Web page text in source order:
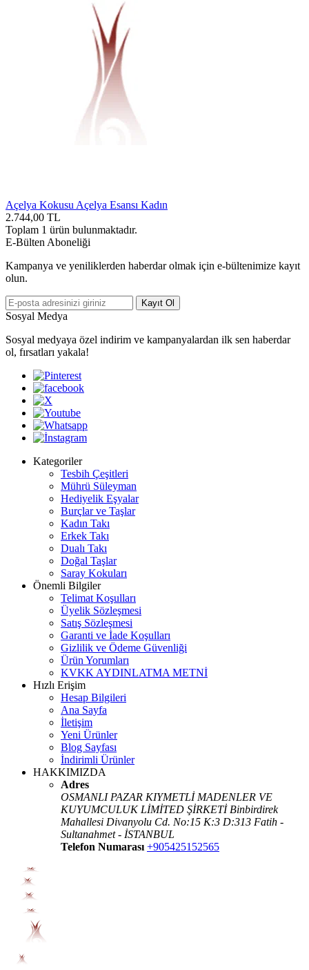
Açelya Kokusu Açelya Esansı Kadın
2.744,00 TL
Toplam 1 ürün bulunmaktadır.
E-Bülten Aboneliği
Kampanya ve yeniliklerden haberdar olmak için e-bültenimize kayıt
olun.
Kayıt Ol
Sosyal Medya
Sosyal medyaya özel indirim ve kampanyalardan ilk sen haberdar
ol, fırsatları yakala!
Kategoriler
Tesbih Çeşitleri
Mührü Süleyman
Hediyelik Eşyalar
Burçlar ve Taşlar
Kadın Takı
Erkek Takı
Dualı Takı
Doğal Taşlar
Saray Kokuları
Önemli Bilgiler
Telimat Koşulları
Üyelik Sözleşmesi
Satış Sözleşmesi
Garanti ve İade Koşulları
Gizlilik ve Ödeme Güvenliği
Ürün Yorumları
KVKK AYDINLATMA METNİ
Hızlı Erişim
Hesap Bilgileri
Ana Sayfa
İletişim
Yeni Ürünler
Blog Sayfası
İndirimli Ürünler
HAKKIMIZDA
Adres
OSMANLI PAZAR KIYMETLİ MADENLER VE
KUYUMCULUK LİMİTED ŞİRKETİ Binbirdirek
Mahallesi Divanyolu Cd. No:15 K:3 D:313 Fatih -
Sultanahmet - İSTANBUL
Telefon Numarası +905425152565